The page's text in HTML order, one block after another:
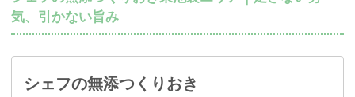
気、引かない旨み
シェフの無添つくりおき